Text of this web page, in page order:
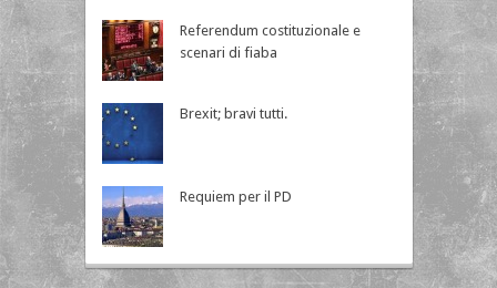
Referendum costituzionale e
scenari di fiaba
Brexit; bravi tutti.
Requiem per il PD